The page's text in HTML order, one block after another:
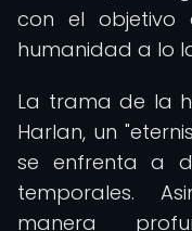
con el
humanidad a lo
La trama de la
Harlan, un
se enfrenta a
temporales.
manera